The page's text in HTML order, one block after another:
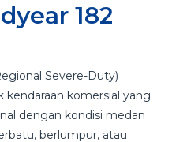
182
Severe-Duty)
kendaraan komersial yang
dengan kondisi medan
berlumpur, atau